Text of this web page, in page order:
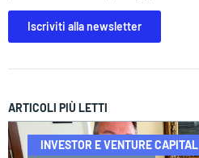
Iscriviti alla newsletter
ARTICOLI PIÙ LETTI
INVESTOR E VENTURE CAPITAL